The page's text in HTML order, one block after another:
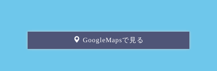
GoogleMapsで見る